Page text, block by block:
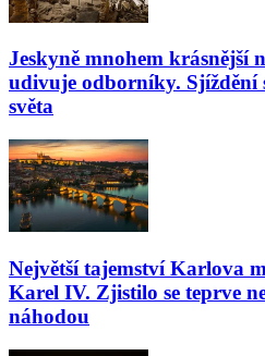
Jeskyně mnohem krásnější
udivuje odborníky. Sjíždění
světa
Největší tajemství Karlova
Karel IV. Zjistilo se teprve
náhodou